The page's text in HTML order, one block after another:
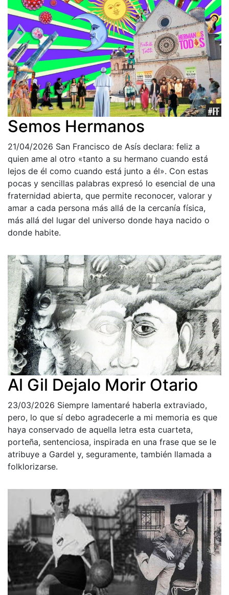
Semos Hermanos
21/04/2026 San Francisco de Asís declara: feliz a
quien ame al otro «tanto a su hermano cuando está
lejos de él como cuando está junto a él». Con estas
pocas y sencillas palabras expresó lo esencial de una
fraternidad abierta, que permite reconocer, valorar y
amar a cada persona más allá de la cercanía física,
más allá del lugar del universo donde haya nacido o
donde habite.
Al Gil Dejalo Morir Otario
23/03/2026 Siempre lamentaré haberla extraviado,
pero, lo que sí debo agradecerle a mi memoria es que
haya conservado de aquella letra esta cuarteta,
porteña, sentenciosa, inspirada en una frase que se le
atribuye a Gardel y, seguramente, también llamada a
folklorizarse.